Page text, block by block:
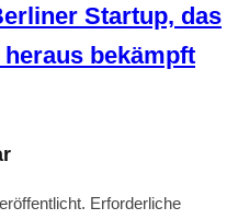
Startup, das
bekämpft
Erforderliche